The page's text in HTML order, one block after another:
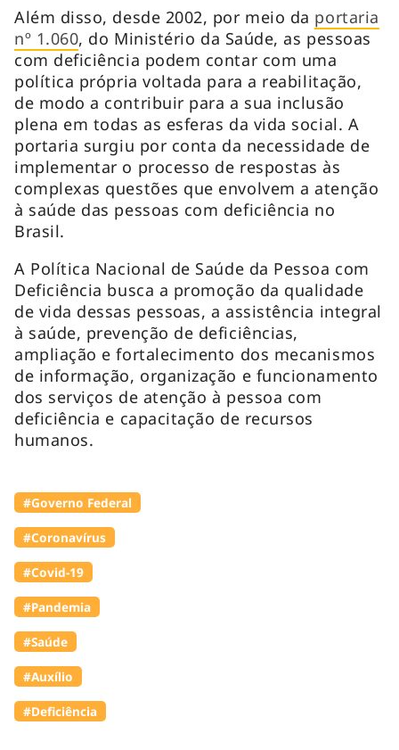
Além disso, desde 2002, por meio da portaria
nº 1.060, do Ministério da Saúde, as pessoas
com deficiência podem contar com uma
política própria voltada para a reabilitação,
de modo a contribuir para a sua inclusão
plena em todas as esferas da vida social. A
portaria surgiu por conta da necessidade de
implementar o processo de respostas às
complexas questões que envolvem a atenção
à saúde das pessoas com deficiência no
Brasil.
A Política Nacional de Saúde da Pessoa com
Deficiência busca a promoção da qualidade
de vida dessas pessoas, a assistência integral
à saúde, prevenção de deficiências,
ampliação e fortalecimento dos mecanismos
de informação, organização e funcionamento
dos serviços de atenção à pessoa com
deficiência e capacitação de recursos
humanos.
#Governo Federal
#Coronavírus
#Covid-19
#Pandemia
#Saúde
#Auxílio
#Deficiência